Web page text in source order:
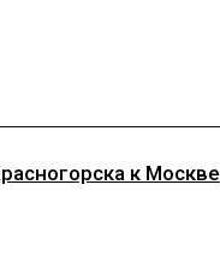
к Москве